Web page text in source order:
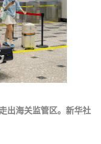
出海关监管区。新华社